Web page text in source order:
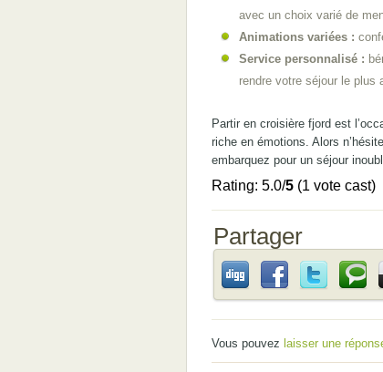
avec un choix varié de
Animations variées :
Service personnalisé :
rendre votre séjour le plus
Partir en croisière fjord est
riche en émotions. Alors
embarquez pour un séjour
Rating: 5.0/5(1 vote cast)
Partager
Vous pouvez laisser une